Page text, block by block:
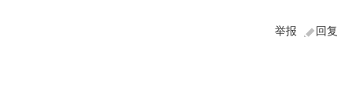
回复
举报